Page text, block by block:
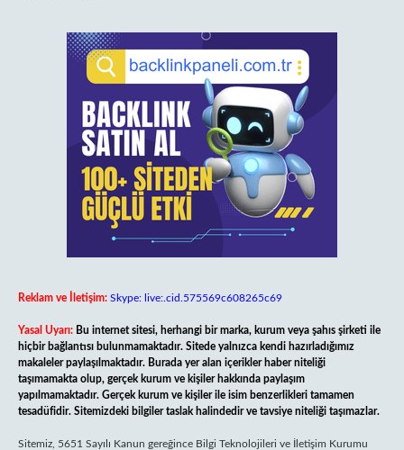
Reklam ve İletişim: Skype: live:.cid.575569c608265c69
Yasal Uyarı: Bu internet sitesi, herhangi bir marka, kurum veya şahıs şirketi ile
hiçbir bağlantısı bulunmamaktadır. Sitede yalnızca kendi hazırladığımız
makaleler paylaşılmaktadır. Burada yer alan içerikler haber niteliği
taşımamakta olup, gerçek kurum ve kişiler hakkında paylaşım
yapılmamaktadır. Gerçek kurum ve kişiler ile isim benzerlikleri tamamen
tesadüfidir. Sitemizdeki bilgiler taslak halindedir ve tavsiye niteliği taşımazlar.
Sitemiz, 5651 Sayılı Kanun gereğince Bilgi Teknolojileri ve İletişim Kurumu